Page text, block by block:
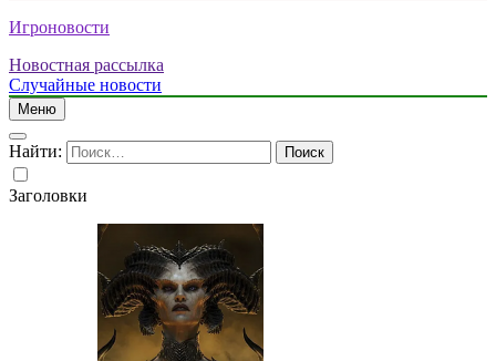
Игроновости
Новостная рассылка
Случайные новости
Меню
Найти:
Заголовки